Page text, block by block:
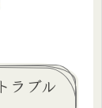
ラブル